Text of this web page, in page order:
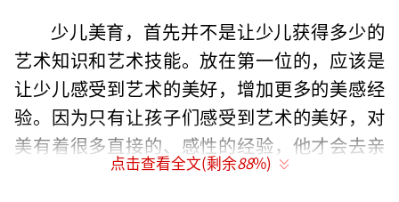
少儿美育，首先并不是让少儿获得多少的
艺术知识和艺术技能。放在第一位的，应该是
让少儿感受到艺术的美好，增加更多的美感经
验。因为只有让孩子们感受到艺术的美好，对
美有着很多直接的、感性的经验，他才会去亲
近艺术，对艺术产生兴趣，进而去主动学习艺
点击查看全文(剩余88%)